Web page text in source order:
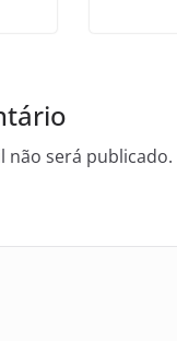
não será publicado.